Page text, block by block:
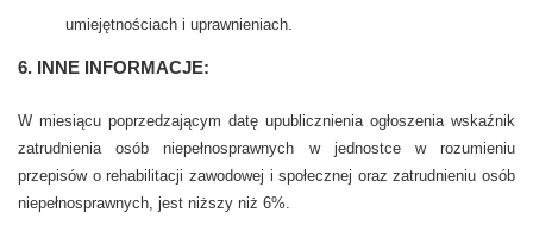
umiejętnościach i uprawnieniach.
6. INNE INFORMACJE:
W miesiącu poprzedzającym datę upublicznienia ogłoszenia wskaźnik
zatrudnienia osób niepełnosprawnych w jednostce w rozumieniu
przepisów o rehabilitacji zawodowej i społecznej oraz zatrudnieniu osób
niepełnosprawnych, jest niższy niż 6%.